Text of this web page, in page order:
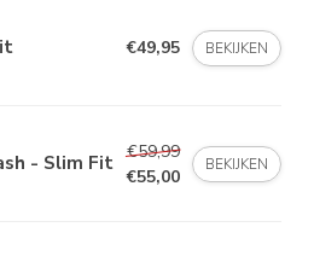
€49,95 BEKIJKEN
- Slim Fit €59,99
€55,00
BEKIJKEN